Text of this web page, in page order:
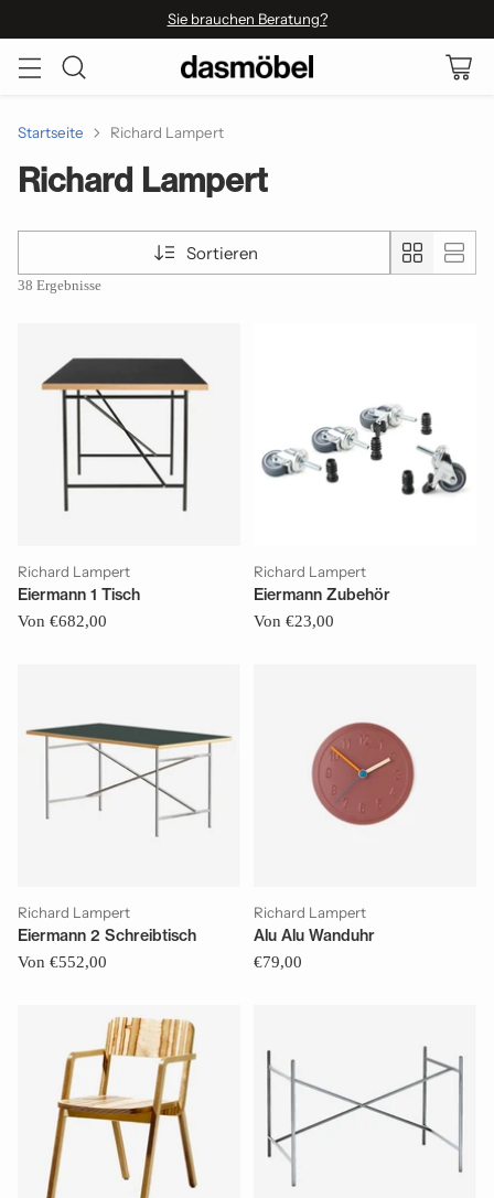
Sie brauchen Beratung?
Startseite Richard Lampert
Richard Lampert
Sortieren
38 Ergebnisse
Richard Lampert
Eiermann 1 Tisch
Von €682,00
Richard Lampert
Eiermann Zubehör
Von €23,00
Richard Lampert
Eiermann 2 Schreibtisch
Von €552,00
Richard Lampert
Alu Alu Wanduhr
€79,00